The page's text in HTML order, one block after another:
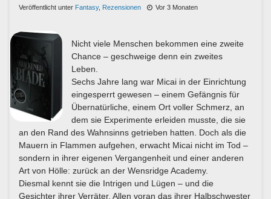
Veröffentlicht unter Fantasy, Rezensionen Vor 3 Monaten
Nicht viele Menschen bekommen eine zweite
Chance – geschweige denn ein zweites
Leben.
Sechs Jahre lang war Micai in der Einrichtung
eingesperrt gewesen – einem Gefängnis für
Übernatürliche, einem Ort voller Schmerz, an
dem sie Experimente erleiden musste, die sie
an den Rand des Wahnsinns getrieben hatten. Doch als die
Mauern in Flammen aufgehen, erwacht Micai nicht im Tod –
sondern in ihrer eigenen Vergangenheit und einer anderen
Art von Hölle: zurück an der Wensridge Academy.
Diesmal kennt sie die Intrigen und Lügen – und die
Gesichter ihrer Verräter. Allen voran das ihrer Halbschwester